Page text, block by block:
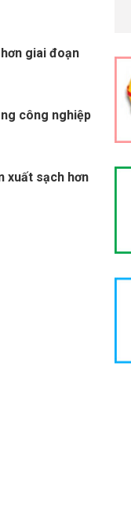
giai đoạn
công nghiệp
xuất sạch hơn